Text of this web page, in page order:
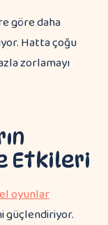
göre daha
Hatta çoğu
zorlamayı
Etkileri
oyunlar
güçlendiriyor.